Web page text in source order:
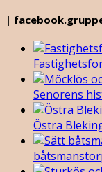
|
Senorens
Östra